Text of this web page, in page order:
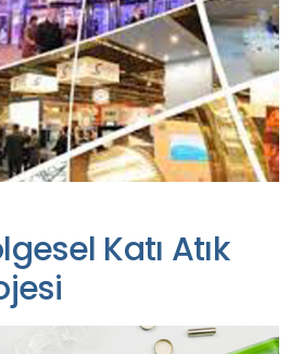
Katı Atık